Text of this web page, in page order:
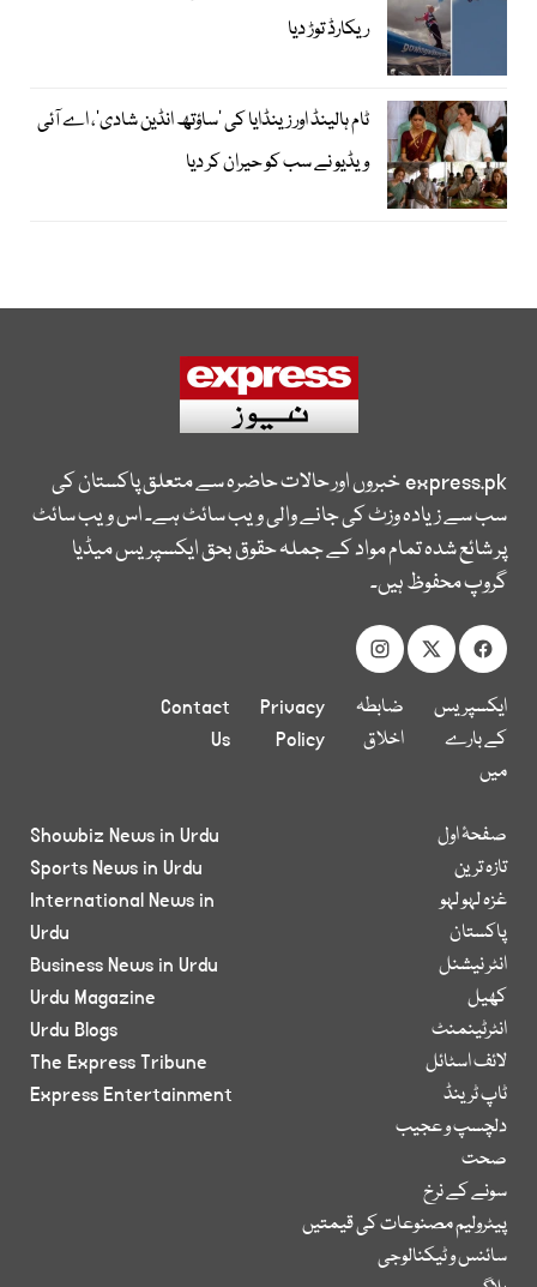
ریکارڈ توڑ دیا
ٹام ہالینڈ اور زینڈایا کی ’ساؤتھ انڈین شادی‘، اے آئی
ویڈیو نے سب کو حیران کر دیا
express.pkخبروں اور حالات حاضرہ سے متعلق پاکستان کی
سب سے زیادہ وزٹ کی جانے والی ویب سائٹ ہے۔ اس ویب سائٹ
پر شائع شدہ تمام مواد کے جملہ حقوق بحق ایکسپریس میڈیا
گروپ محفوظ ہیں۔
ایکسپریس
کے بارے
میں
ضابطہ
اخلاق
Privacy
Policy
Contact
Us
صفحۂ اول
تازہ ترین
غزہ لہو لہو
پاکستان
انٹر نیشنل
کھیل
انٹرٹینمنٹ
لائف اسٹائل
ٹاپ ٹرینڈ
دلچسپ و عجیب
صحت
سونے کے نرخ
پیٹرولیم مصنوعات کی قیمتیں
سائنس و ٹیکنالوجی
Showbiz News in Urdu
Sports News in Urdu
International News in
Urdu
Business News in Urdu
Urdu Magazine
Urdu Blogs
The Express Tribune
Express Entertainment